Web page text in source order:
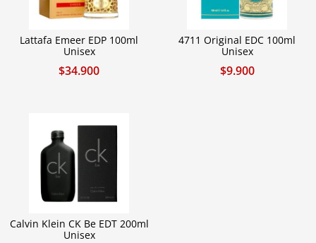
Lattafa Emeer EDP 100ml
Unisex
$34.900
4711 Original EDC 100ml
Unisex
$9.900
Calvin Klein CK Be EDT 200ml
Unisex